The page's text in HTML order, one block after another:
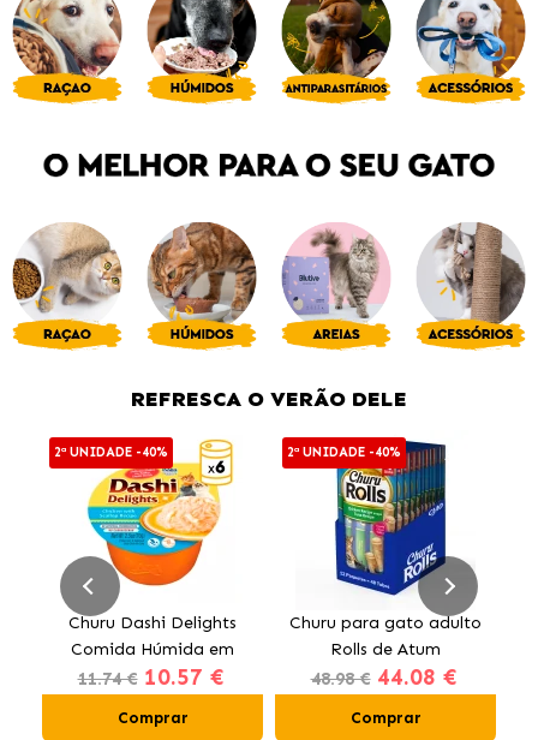
REFRESCA O VERÃO DELE
2ª UNIDADE -40%
Churu Dashi Delights
Comida Húmida em
Caldo com Frango e
11.74 € 10.57 €
Comprar
2ª UNIDADE -40%
Churu para gato adulto
Rolls de Atum
48.98 € 44.08 €
Comprar